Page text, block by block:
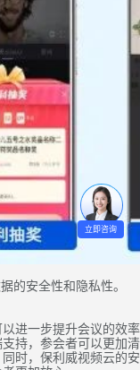
的安全性和隐私性。
进一步提升会议的效率
持，参会者可以更加清
时，保利威视频云的安
立即咨询